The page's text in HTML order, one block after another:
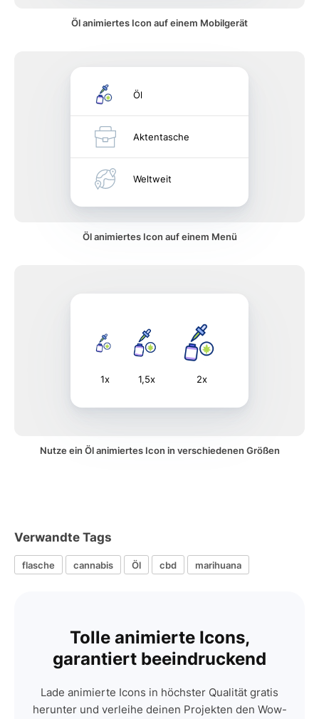
Öl animiertes Icon auf einem Mobilgerät
Öl
Aktentasche
Weltweit
Öl animiertes Icon auf einem Menü
1x 1,5x 2x
Nutze ein Öl animiertes Icon in verschiedenen Größen
Verwandte Tags
flasche cannabis Öl cbd marihuana
Tolle animierte Icons,
garantiert beeindruckend
Lade animierte Icons in höchster Qualität gratis
herunter und verleihe deinen Projekten den Wow-